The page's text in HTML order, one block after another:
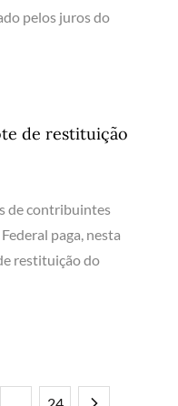
pelos juros do
de restituição
de contribuintes
paga, nesta
restituição do